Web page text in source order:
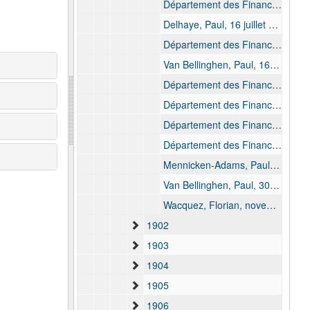
Département des Finances, 30 juillet 1901
Delhaye, Paul, 16 juillet 1901 - 10 août 1901
Département des Finances, 16 août 1901
Van Bellinghen, Paul, 16 août 1901
Département des Finances, 1 septembre 1901
Département des Finances, 20 septembre 1901
Département des Finances, 21 septembre 1901
Département des Finances, 20 octobre 1901
Mennicken-Adams, Paul, 18 octobre 1901 - 20 octobre 1901
Van Bellinghen, Paul, 30 octobre 1901
Wacquez, Florian, novembre 1901
1902
1903
1904
1905
1906